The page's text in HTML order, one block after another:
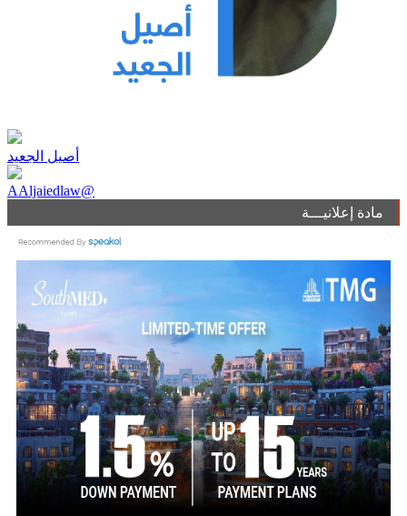
أصيل الجعيد
AAljaiedlaw@
مادة إعلانيـــة